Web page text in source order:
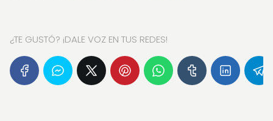
¿TE GUSTÓ? ¡DALE VOZ EN TUS REDES!